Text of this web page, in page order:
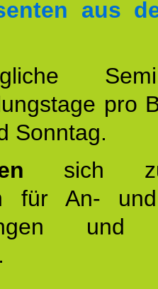
aus
pro
Sonntag.
sich
für An-
und